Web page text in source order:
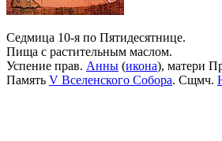
Седмица 10-я по Пятидесятнице.
Пища с растительным маслом.
Успение прав. Анны (икона), матери
Память V Вселенского Собора. Сщмч.